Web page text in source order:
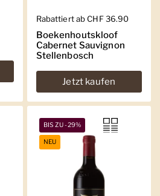
Regulärer Preis
Rabattiert ab CHF 36.90
Boekenhoutskloof
Cabernet Sauvignon
Stellenbosch
Jetzt kaufen
BIS ZU -29%
NEU